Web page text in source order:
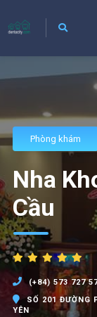
Phòng khám
Nha
Cầu
(+84) 573 727
SỐ 201 ĐƯỜNG
YÊN